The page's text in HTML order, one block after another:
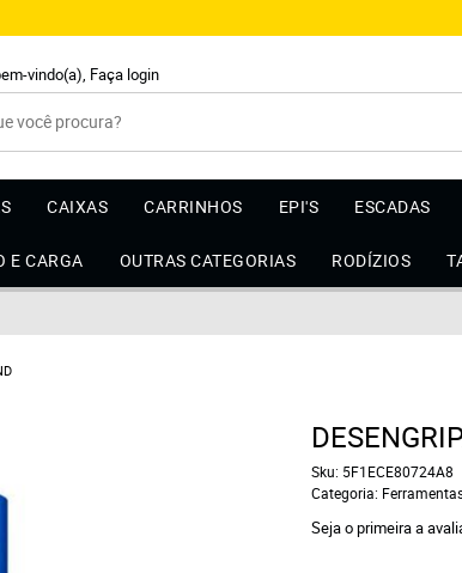
vindo(a), Faça login
CAIXAS CARRINHOS EPI'S ESCADAS
E CARGA OUTRAS CATEGORIAS RODÍZIOS
Sku: 5F1ECE80724A8
Categoria:
Seja o primeira a